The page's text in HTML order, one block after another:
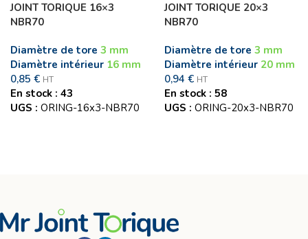
JOINT TORIQUE 16×3
NBR70
Diamètre de tore 3 mm
Diamètre intérieur 16 mm
0,85 € HT
En stock : 43
UGS : ORING-16x3-NBR70
JOINT TORIQUE 20×3
NBR70
Diamètre de tore 3 mm
Diamètre intérieur 20 mm
0,94 € HT
En stock : 58
UGS : ORING-20x3-NBR70